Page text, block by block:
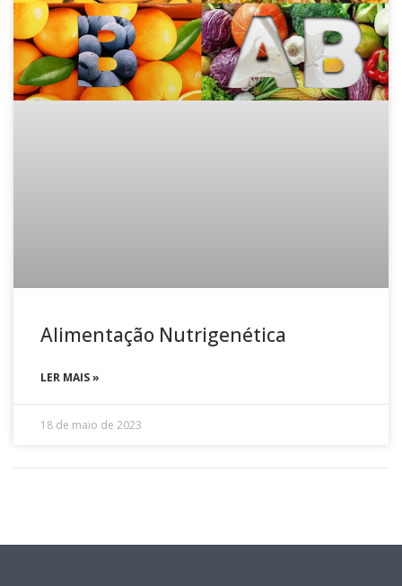
Alimentação Nutrigenética
LER MAIS »
18 de maio de 2023